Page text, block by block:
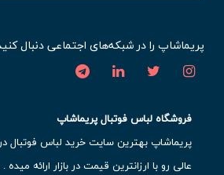
پریماشاپ را در شبکه‌های اجتماعی دنبال
فروشگاه لباس فوتبال پریماشاپ
پریماشاپ بهترین سایت خرید لباس
عالی رو با ارزانترین قیمت در بازار ارائه